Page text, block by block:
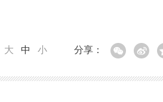
分享：
大 中 小